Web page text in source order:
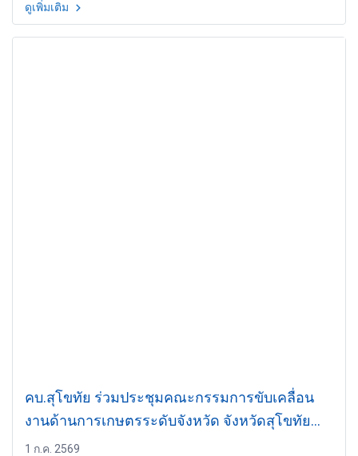
ดูเพิ่มเติม
คบ.สุโขทัย ร่วมประชุมคณะกรรมการขับเคลื่อน
งานด้านการเกษตรระดับจังหวัด จังหวัดสุโขทัย
ครั้งที่ 5/2569
1 ก.ค. 2569